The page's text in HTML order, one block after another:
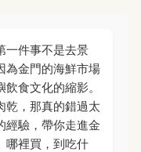
一件事不是去景
為金門的海鮮市場
食文化的縮影。
乾，那真的錯過太
經驗，帶你走進金
哪裡買，到吃什